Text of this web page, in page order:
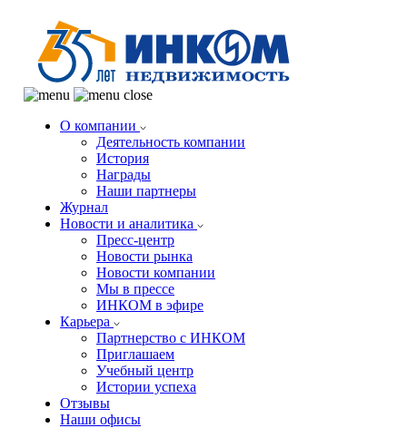
О компании
Деятельность компании
История
Награды
Наши партнеры
Журнал
Новости и аналитика
Пресс-центр
Новости рынка
Новости компании
Мы в прессе
ИНКОМ в эфире
Карьера
Партнерство с ИНКОМ
Приглашаем
Учебный центр
Истории успеха
Отзывы
Наши офисы